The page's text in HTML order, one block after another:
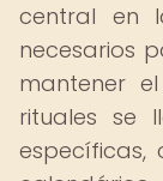
central en
necesarios
mantener
rituales se
específicas,